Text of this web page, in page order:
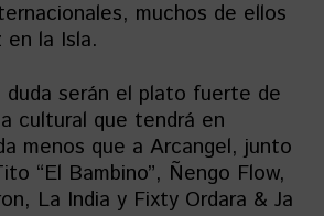
muchos de ellos
en la Isla.
serán el plato fuerte de
cultural que tendrá en
menos que a Arcangel, junto
“El Bambino”, Ñengo Flow,
La India y Fixty Ordara & Ja